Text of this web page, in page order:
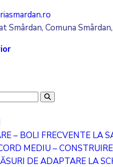
Smârdan, Comuna
– BOLI FRECVENTE LA
MEDIU –
DE ADAPTARE LA